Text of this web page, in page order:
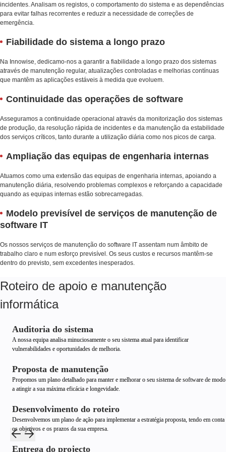
incidentes. Analisam os registos, o comportamento do sistema e as dependências
para evitar falhas recorrentes e reduzir a necessidade de correções de
emergência.
Fiabilidade do sistema a longo prazo
Na Innowise, dedicamo-nos a garantir a fiabilidade a longo prazo dos sistemas
através de manutenção regular, atualizações controladas e melhorias contínuas
que mantêm as aplicações estáveis à medida que evoluem.
Continuidade das operações de software
Asseguramos a continuidade operacional através da monitorização dos sistemas
de produção, da resolução rápida de incidentes e da manutenção da estabilidade
dos serviços críticos, tanto durante a utilização diária como nos picos de carga.
Ampliação das equipas de engenharia internas
Atuamos como uma extensão das equipas de engenharia internas, apoiando a
manutenção diária, resolvendo problemas complexos e reforçando a capacidade
quando as equipas internas estão sobrecarregadas.
Modelo previsível de serviços de manutenção de
software IT
Os nossos serviços de manutenção do software IT assentam num âmbito de
trabalho claro e num esforço previsível. Os seus custos e recursos mantêm-se
dentro do previsto, sem excedentes inesperados.
Roteiro de apoio e manutenção
informática
Auditoria do sistema
A nossa equipa analisa minuciosamente o seu sistema atual para identificar
vulnerabilidades e oportunidades de melhoria.
Proposta de manutenção
Propomos um plano detalhado para manter e melhorar o seu sistema de software de modo
a atingir a sua máxima eficácia e longevidade.
Desenvolvimento do roteiro
Desenvolvemos um plano de ação para implementar a estratégia proposta, tendo em conta
os objetivos e os prazos da sua empresa.
Entrega do projecto